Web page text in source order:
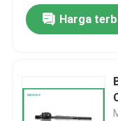
Tur Pabrik
Hubungi kami
Harga